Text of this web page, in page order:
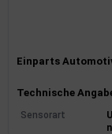
Einparts
Technische
Sensorart